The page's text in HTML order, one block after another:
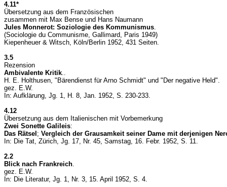
4.11*
Übersetzung aus dem Französischen
zusammen mit Max Bense und Hans Naumann
Jules Monnerot: Soziologie des Kommunismus.
(Sociologie du Communisme, Gallimard, Paris 1949)
Kiepenheuer & Witsch, Köln/Berlin 1952, 431 Seiten.
3.5
Rezension
Ambivalente Kritik..
H. E. Holthusen, "Bärendienst für Arno Schmidt" und "Der negative Held".
gez. E.W.
In: Aufklärung, Jg. 1, H. 8, Jan. 1952, S. 230-233.
4.12
Übersetzung aus dem Italienischen mit Vorbemerkung
Zwei Sonette Galileis:
Das Rätsel ; Vergleich der Grausamkeit seiner Dame mit derjenigen
In: Die Tat, Zürich, Jg. 17, Nr. 45, Samstag, 16. Febr. 1952, S. 11.
2.2
Blick nach Frankreich.
gez. E.W.
In: Die Literatur, Jg. 1, Nr. 3, 15. April 1952, S. 4.